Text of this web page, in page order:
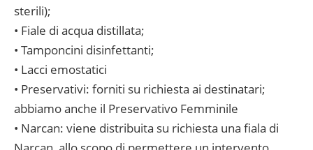
sterili);
• Fiale di acqua distillata;
• Tamponcini disinfettanti;
• Lacci emostatici
• Preservativi: forniti su richiesta ai destinatari;
abbiamo anche il Preservativo Femminile
• Narcan: viene distribuita su richiesta una fiala di